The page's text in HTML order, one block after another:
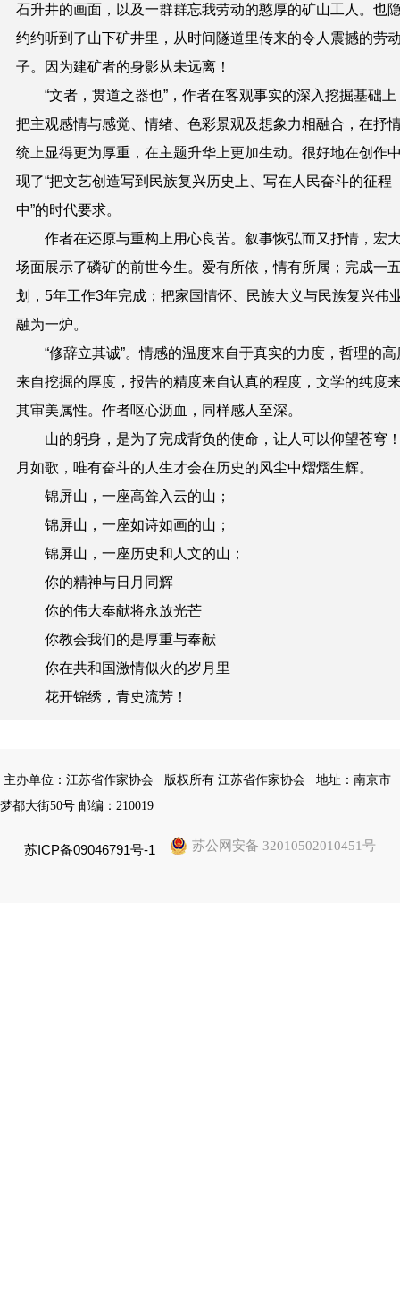
石升井的画面，以及一群群忘我劳动的憨厚的矿山工人。也
约约听到了山下矿井里，从时间隧道里传来的令人震撼的劳
子。因为建矿者的身影从未远离！
“文者，贯道之器也”， 作者在客观事实的深入挖掘基础上
把主观感情与感觉、情绪、色彩景观及想象力相融合，在抒
统上显得更为厚重，在主题升华上更加生动。很好地在创作
现了“把文艺创造写到民族复兴历史上、写在人民奋斗的征程
中”的时代要求。
作者在还原与重构上用心良苦。 叙事恢弘而又抒情， 宏
场面展示了磷矿的前世今生。爱有所依，情有所属； 完成一
划，5年工作3年完成； 把家国情怀、民族大义与民族复兴伟
融为一炉。
“修辞立其诚”。情感的温度来自于真实的力度，哲理的高
来自挖掘的厚度，报告的精度来自认真的程度，文学的纯度
其审美属性。作者呕心沥血，同样感人至深。
山的躬身，是为了完成背负的使命，让人可以仰望苍穹
月如歌，唯有奋斗的人生才会在历史的风尘中熠熠生辉。
锦屏山，一座高耸 入云的山；
锦屏山，一座如诗如画的山；
锦屏山，一座历史和人文的山；
你的精神与日月同辉
你的伟大奉献将永放光芒
你教会我们的是厚重与奉献
你在共和国激情似火的岁月里
花开锦绣，青史流芳！
主办单位：江苏省作家协会 版权所有 江苏省作家协会
地址：南京市
梦都大街50号 邮编：210019
苏ICP备09046791号-1 苏公网安备 32010502010451号